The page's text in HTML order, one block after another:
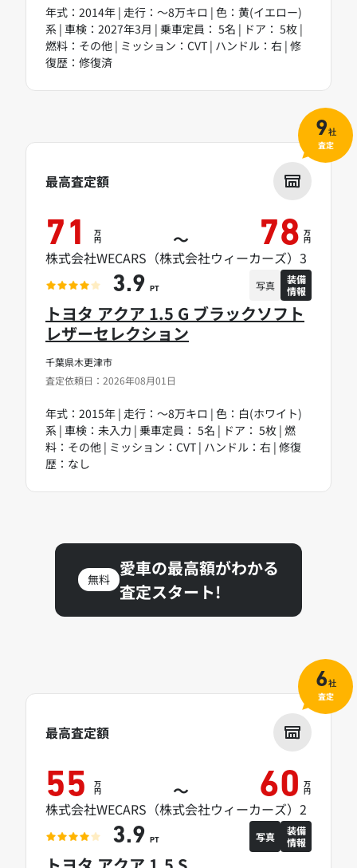
年式：2014年 | 走行：～8万キロ | 色：黄(イエロー)
系 | 車検：2027年3月 | 乗車定員： 5名 | ドア： 5枚 |
燃料：その他 | ミッション：CVT | ハンドル：右 | 修
復歴：修復済
千葉県木更津市
査定依頼日：2026年08月01日
トヨタ アクア 1.5 G ブラックソフト
レザーセレクション
年式：2015年 | 走行：～8万キロ | 色：白(ホワイト)
系 | 車検：未入力 | 乗車定員： 5名 | ドア： 5枚 | 燃
料：その他 | ミッション：CVT | ハンドル：右 | 修復
歴：なし
最高査定額
71 万
円 ～ 78 万
円
株式会社WECARS（株式会社ウィーカーズ）3
3.9 PT 写真
装備
情報
9社
査定
無料
愛車の最高額がわかる
査定スタート!
最高査定額
55 万
円 ～ 60 万
円
株式会社WECARS（株式会社ウィーカーズ）2
3.9 PT 写真
装備
情報
6社
査定